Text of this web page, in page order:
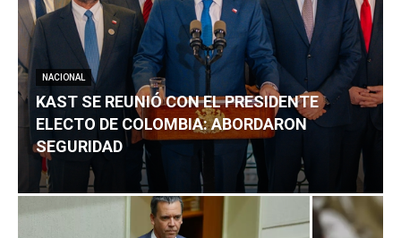
NACIONAL
KAST SE REUNIÓ CON EL PRESIDENTE
ELECTO DE COLOMBIA: ABORDARON
SEGURIDAD